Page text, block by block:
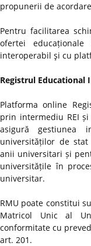
propunerii de
Pentru facilitarea
ofertei
interoperabil şi cu
Registrul Educational
Platforma online
prin intermediu REI
asigură gestiunea
universităților de
anii universitari și
universitățile în
universitar.
RMU poate constitui
Matricol Unic al
conformitate cu
art. 201.